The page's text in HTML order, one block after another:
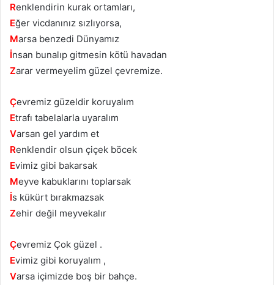
Renklendirin kurak ortamları,
Eğer vicdanınız sızlıyorsa,
Marsa benzedi Dünyamız
İnsan bunalıp gitmesin kötü havadan
Zarar vermeyelim güzel çevremize.
Çevremiz güzeldir koruyalım
Etrafı tabelalarla uyaralım
Varsan gel yardım et
Renklendir olsun çiçek böcek
Evimiz gibi bakarsak
Meyve kabuklarını toplarsak
İs kükürt bırakmazsak
Zehir değil meyvekalır
Çevremiz Çok güzel .
Evimiz gibi koruyalım ,
Varsa içimizde boş bir bahçe.